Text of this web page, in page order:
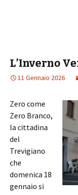
L’Inverno
11 Gennaio 2026
Zero come
Zero Branco,
la cittadina
del
Trevigiano
che
domenica 18
gennaio si